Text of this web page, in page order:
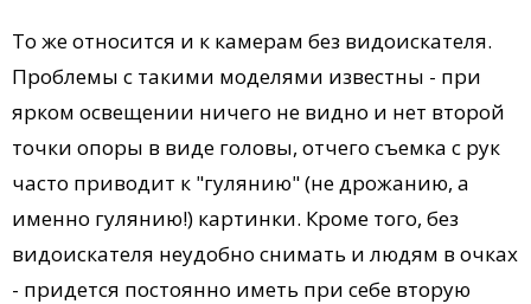
То же относится и к камерам без видоискателя.
Проблемы с такими моделями известны - при
ярком освещении ничего не видно и нет второй
точки опоры в виде головы, отчего съемка с рук
часто приводит к "гулянию" (не дрожанию, а
именно гулянию!) картинки. Кроме того, без
видоискателя неудобно снимать и людям в очках
- придется постоянно иметь при себе вторую